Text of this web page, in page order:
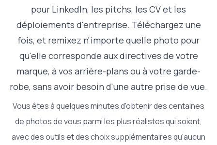
pour LinkedIn, les pitchs, les CV et les
déploiements d'entreprise. Téléchargez une
fois, et remixez n'importe quelle photo pour
qu'elle corresponde aux directives de votre
marque, à vos arrière-plans ou à votre garde-
robe, sans avoir besoin d'une autre prise de vue.
Vous êtes à quelques minutes d'obtenir des centaines
de photos de vous parmi les plus réalistes qui soient,
avec des outils et des choix supplémentaires qu'aucun